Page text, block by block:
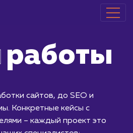
сайтов, до SEO и
Конкретные кейсы с